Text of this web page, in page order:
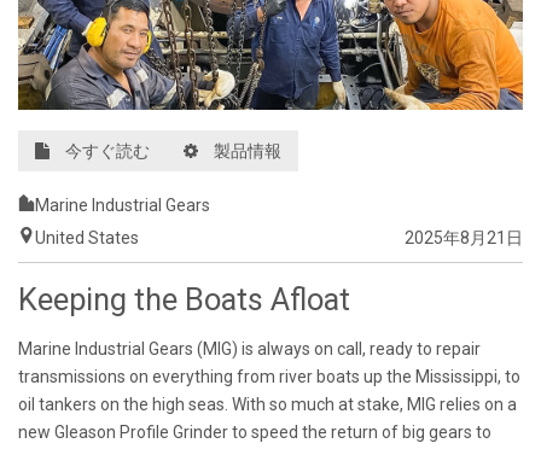
今すぐ読む 製品情報
Marine Industrial Gears
United States
2025年8月21日
Keeping the Boats Afloat
Marine Industrial Gears (MIG) is always on call, ready to repair
transmissions on everything from river boats up the Mississippi, to
oil tankers on the high seas. With so much at stake, MIG relies on a
new Gleason Profile Grinder to speed the return of big gears to